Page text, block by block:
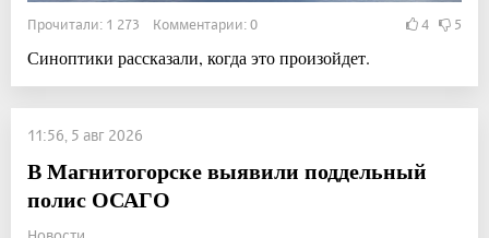
Прочитали: 1 273 Комментарии: 0 4 5
Синоптики рассказали, когда это произойдет.
11:56, 5 авг 2026
В Магнитогорске выявили поддельный
полис ОСАГО